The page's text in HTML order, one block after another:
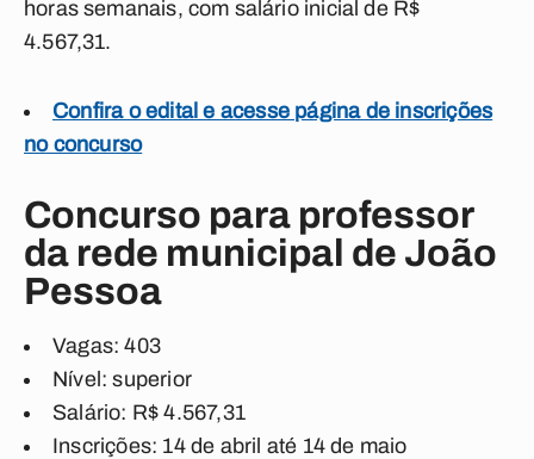
horas semanais, com salário inicial de R$
4.567,31.
Confira o edital e acesse página de inscrições
no concurso
Concurso para professor
da rede municipal de João
Pessoa
Vagas: 403
Nível: superior
Salário: R$ 4.567,31
Inscrições: 14 de abril até 14 de maio